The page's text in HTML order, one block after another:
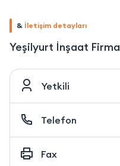
& İletişim detayları
Yeşilyurt İnşaat Firma
Yetkili
Telefon
Fax